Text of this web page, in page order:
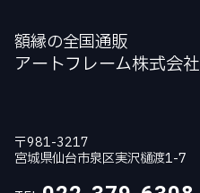
額縁の全国通販
アートフレーム株式会社
〒981-3217
宮城県仙台市泉区実沢樋渡1-7